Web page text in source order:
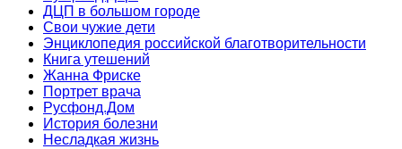
ДЦП в большом городе
Свои чужие дети
Энциклопедия российской благотворительности
Книга утешений
Жанна Фриске
Портрет врача
Русфонд.Дом
История болезни
Несладкая жизнь